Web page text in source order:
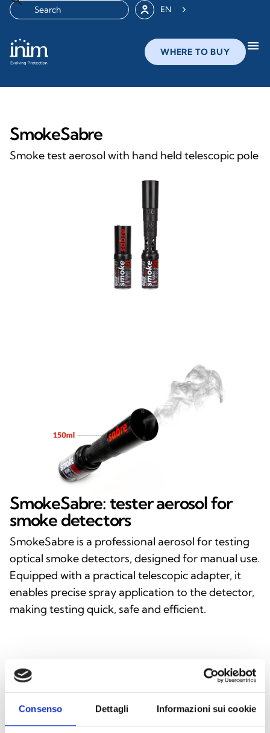
Consenso Dettagli Informazioni sui cookie
EN
WHERE TO BUY menu
SmokeSabre
Smoke test aerosol with hand held telescopic pole
SmokeSabre: tester aerosol for
smoke detectors
SmokeSabre is a professional aerosol for testing
optical smoke detectors, designed for manual use.
Equipped with a practical telescopic adapter, it
enables precise spray application to the detector,
making testing quick, safe and efficient.
This product is available in the following
versions